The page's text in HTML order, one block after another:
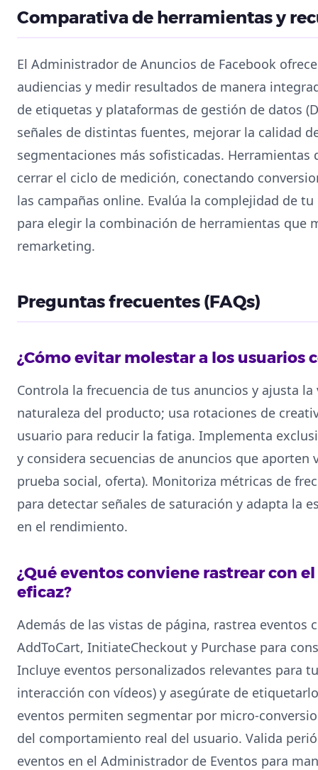
Comparativa de herramientas y
El Administrador de Anuncios de Facebook
audiencias y medir resultados de manera
de etiquetas y plataformas de gestión de datos
señales de distintas fuentes, mejorar la calidad
segmentaciones más sofisticadas. Herramientas
cerrar el ciclo de medición, conectando
las campañas online. Evalúa la complejidad de
para elegir la combinación de herramientas que
remarketing.
Preguntas frecuentes (FAQs)
¿Cómo evitar molestar a los usuarios
Controla la frecuencia de tus anuncios y ajusta
naturaleza del producto; usa rotaciones de
usuario para reducir la fatiga. Implementa
y considera secuencias de anuncios que
prueba social, oferta). Monitoriza métricas de
para detectar señales de saturación y adapta la
en el rendimiento.
¿Qué eventos conviene rastrear con
eficaz?
Además de las vistas de página, rastrea eventos
AddToCart, InitiateCheckout y Purchase para
Incluye eventos personalizados relevantes para
interacción con vídeos) y asegúrate de
eventos permiten segmentar por
del comportamiento real del usuario. Valida
eventos en el Administrador de Eventos para